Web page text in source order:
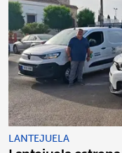
LANTEJUELA